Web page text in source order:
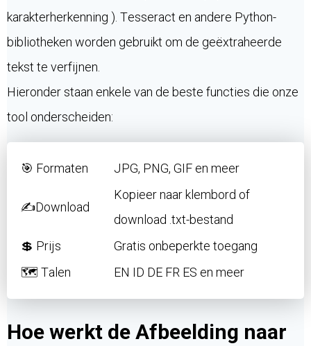
karakterherkenning ). Tesseract en andere Python-
bibliotheken worden gebruikt om de geëxtraheerde
tekst te verfijnen.
Hieronder staan ​​enkele van de beste functies die onze
tool onderscheiden:
🎯 Formaten JPG, PNG, GIF en meer
✍️Download
Kopieer naar klembord of
download .txt-bestand
💲 Prijs
Gratis onbeperkte toegang
🗺 Talen
EN ID DE FR ES en meer
Hoe werkt de Afbeelding naar